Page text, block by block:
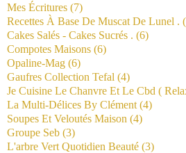
Mes Écritures (7)
Recettes À Base De Muscat De Lunel .
Cakes Salés - Cakes Sucrés . (6)
Compotes Maisons (6)
Opaline-Mag (6)
Gaufres Collection Tefal (4)
Je Cuisine Le Chanvre Et Le Cbd (
La Multi-Délices By Clément (4)
Soupes Et Veloutés Maison (4)
Groupe Seb (3)
L'arbre Vert Quotidien Beauté (3)